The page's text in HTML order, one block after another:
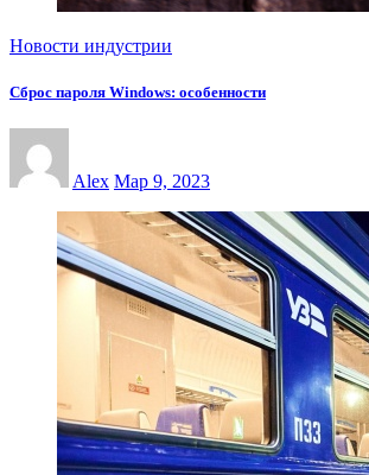
Новости индустрии
Сброс пароля Windows: особенности
Alex Мар 9, 2023